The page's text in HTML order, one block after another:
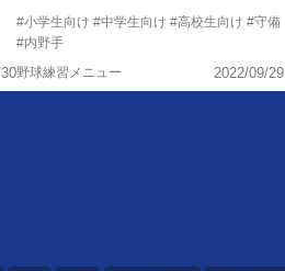
#小学生向け #中学生向け #高校生向け #守備
#内野手
野球練習メニュー
2022/09/29